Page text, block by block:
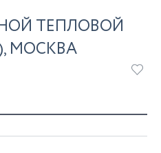
ТЕПЛОВОЙ
МОСКВА